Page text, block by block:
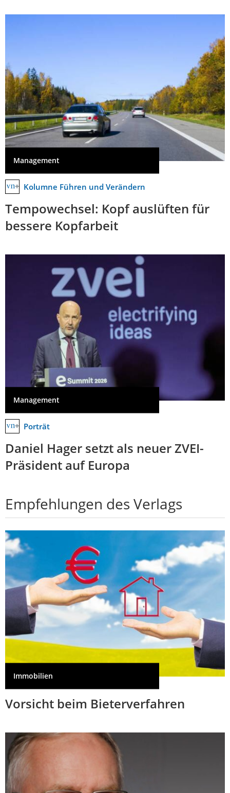
Management
Kolumne Führen und Verändern
Tempowechsel: Kopf auslüften für
bessere Kopfarbeit
Management
Porträt
Daniel Hager setzt als neuer ZVEI-
Präsident auf Europa
Empfehlungen des Verlags
Immobilien
Vorsicht beim Bieterverfahren